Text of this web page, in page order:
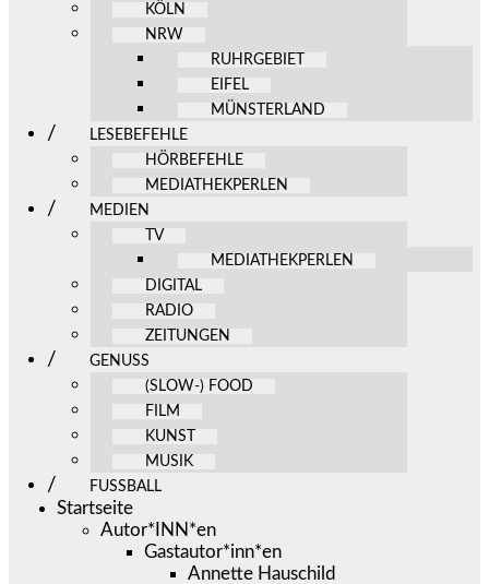
KÖLN
NRW
RUHRGEBIET
EIFEL
MÜNSTERLAND
LESEBEFEHLE
HÖRBEFEHLE
MEDIATHEKPERLEN
MEDIEN
TV
MEDIATHEKPERLEN
DIGITAL
RADIO
ZEITUNGEN
GENUSS
(SLOW-) FOOD
FILM
KUNST
MUSIK
FUSSBALL
Startseite
Autor*INN*en
Gastautor*inn*en
Annette Hauschild